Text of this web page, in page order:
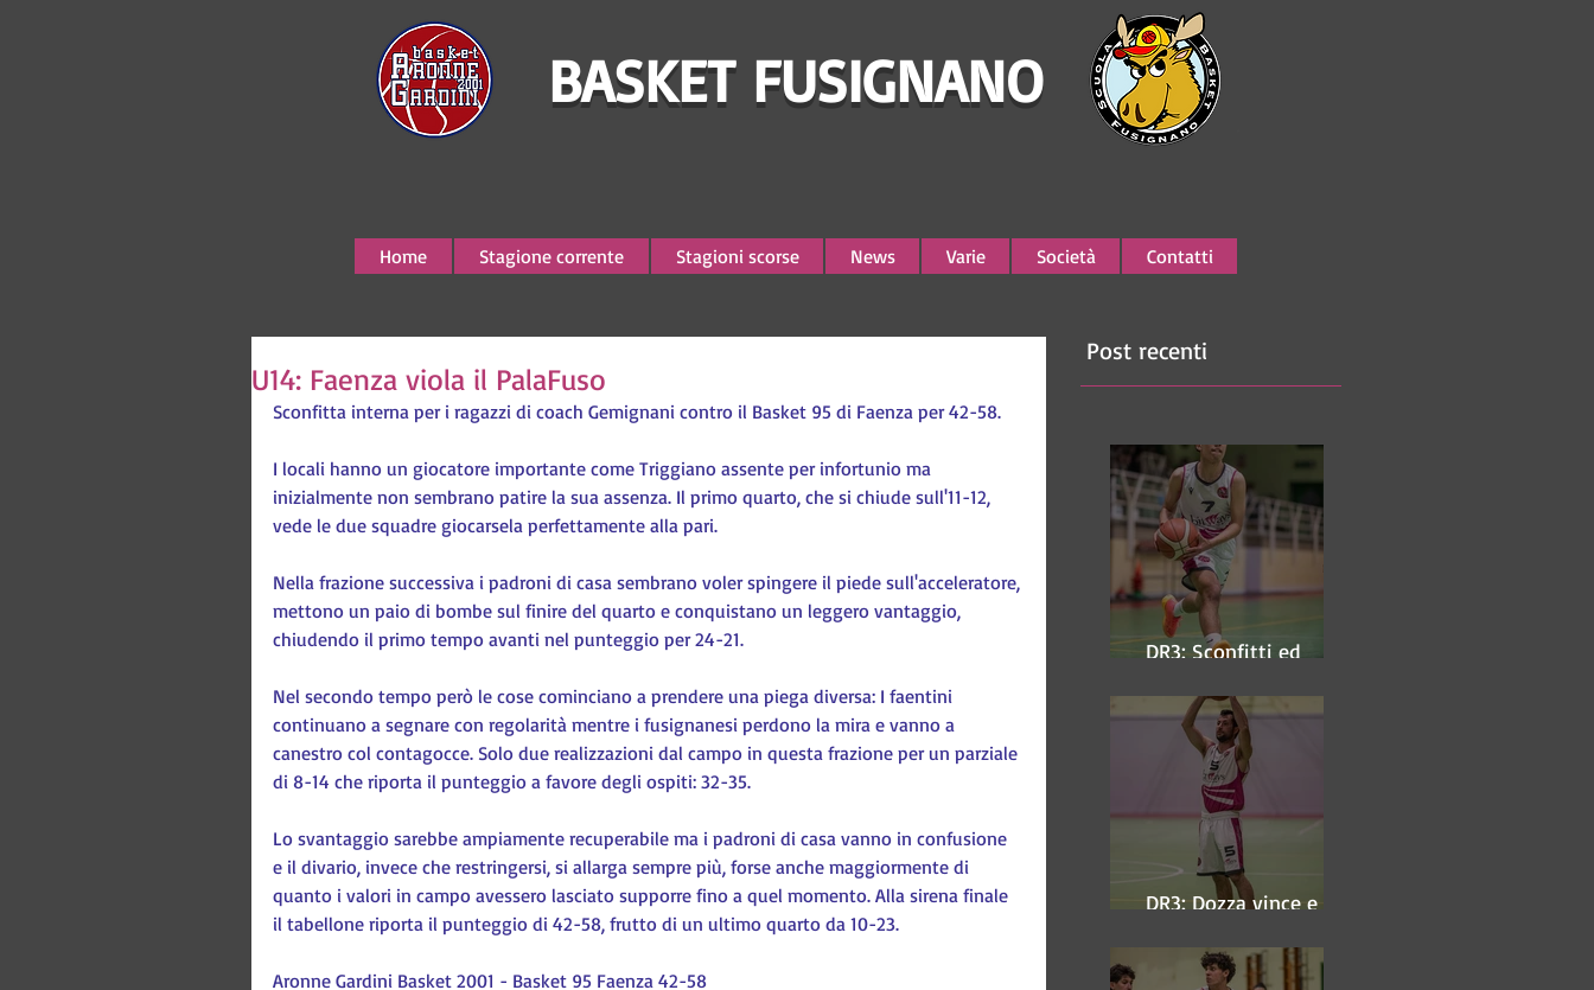
BASKET FUSIGNANO
Home Stagione corrente Stagioni scorse News Varie Società Contatti
U14: Faenza viola il PalaFuso
Sconfitta interna per i ragazzi di coach Gemignani contro il Basket 95 di Faenza per 42-58.
I locali hanno un giocatore importante come Triggiano assente per infortunio ma
inizialmente non sembrano patire la sua assenza. Il primo quarto, che si chiude sull'11-12,
vede le due squadre giocarsela perfettamente alla pari.
Nella frazione successiva i padroni di casa sembrano voler spingere il piede sull'acceleratore,
mettono un paio di bombe sul finire del quarto e conquistano un leggero vantaggio,
chiudendo il primo tempo avanti nel punteggio per 24-21.
Nel secondo tempo però le cose cominciano a prendere una piega diversa: I faentini
continuano a segnare con regolarità mentre i fusignanesi perdono la mira e vanno a
canestro col contagocce. Solo due realizzazioni dal campo in questa frazione per un parziale
di 8-14 che riporta il punteggio a favore degli ospiti: 32-35.
Lo svantaggio sarebbe ampiamente recuperabile ma i padroni di casa vanno in confusione
e il divario, invece che restringersi, si allarga sempre più, forse anche maggiormente di
quanto i valori in campo avessero lasciato supporre fino a quel momento. Alla sirena finale
il tabellone riporta il punteggio di 42-58, frutto di un ultimo quarto da 10-23.
Aronne Gardini Basket 2001 - Basket 95 Faenza 42-58
Post recenti
DR3: Sconfitti ed
DR3: Dozza vince e